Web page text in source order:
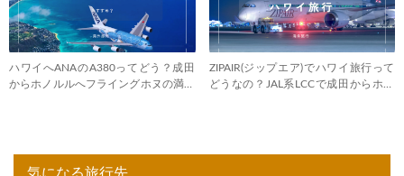
ハワイへANAのA380ってどう？成田
からホノルルへフライングホヌの満足
ZIPAIR(ジップエア)でハワイ旅行って
どうなの？JAL系LCCで成田からホノ
気になる旅行先